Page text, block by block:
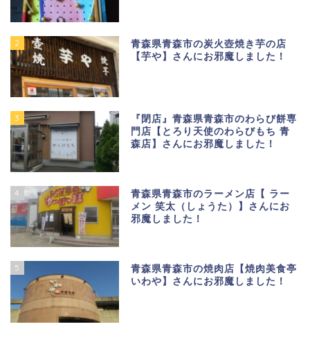
2
青森県青森市の炭火壺焼き芋の店
【芋や】さんにお邪魔しました！
3
『閉店』青森県青森市のわらび餅専
門店【とろり天使のわらびもち 青
森店】さんにお邪魔しました！
4
青森県青森市のラーメン店【 ラー
メン 笑太（しょうた）】さんにお
邪魔しました！
5
青森県青森市の焼肉店【焼肉美食亭
いわや】さんにお邪魔しました！